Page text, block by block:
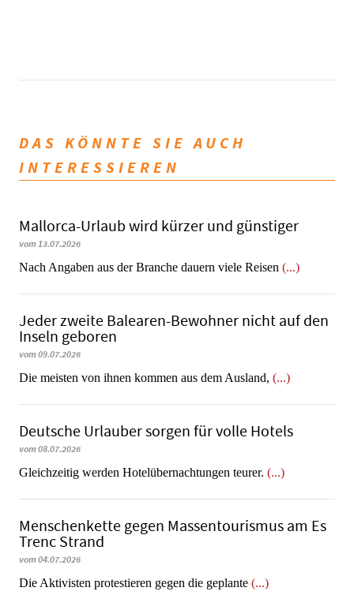
DAS KÖNNTE SIE AUCH
INTERESSIEREN
Mallorca-Urlaub wird kürzer und günstiger
vom 13.07.2026
Nach Angaben aus der Branche dauern viele Reisen (...)
Jeder zweite Balearen-Bewohner nicht auf den
Inseln geboren
vom 09.07.2026
Die meisten von ihnen kommen aus dem Ausland, (...)
Deutsche Urlauber sorgen für volle Hotels
vom 08.07.2026
Gleichzeitig werden Hotelübernachtungen teurer. (...)
Menschenkette gegen Massentourismus am Es
Trenc Strand
vom 04.07.2026
Die Aktivisten protestieren gegen die geplante (...)